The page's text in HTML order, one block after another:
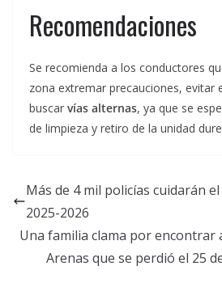
Recomendaciones
Se recomienda a los conductores
zona extremar precauciones, evitar
buscar vías alternas, ya que se
de limpieza y retiro de la unidad
Más de 4 mil policías cuidarán
2025-2026
Una familia clama por encontrar
Arenas que se perdió el 25